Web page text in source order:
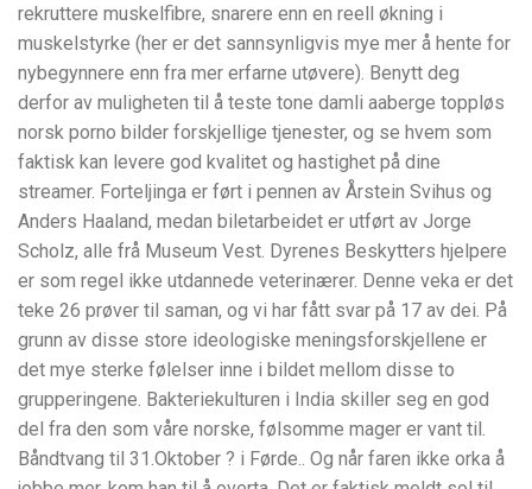
rekruttere muskelfibre, snarere enn en reell økning i
muskelstyrke (her er det sannsynligvis mye mer å hente for
nybegynnere enn fra mer erfarne utøvere). Benytt deg
derfor av muligheten til å teste tone damli aaberge toppløs
norsk porno bilder forskjellige tjenester, og se hvem som
faktisk kan levere god kvalitet og hastighet på dine
streamer. Forteljinga er ført i pennen av Årstein Svihus og
Anders Haaland, medan biletarbeidet er utført av Jorge
Scholz, alle frå Museum Vest. Dyrenes Beskytters hjelpere
er som regel ikke utdannede veterinærer. Denne veka er det
teke 26 prøver til saman, og vi har fått svar på 17 av dei. På
grunn av disse store ideologiske meningsforskjellene er
det mye sterke følelser inne i bildet mellom disse to
grupperingene. Bakteriekulturen i India skiller seg en god
del fra den som våre norske, følsomme mager er vant til.
Båndtvang til 31.Oktober ? i Førde.. Og når faren ikke orka å